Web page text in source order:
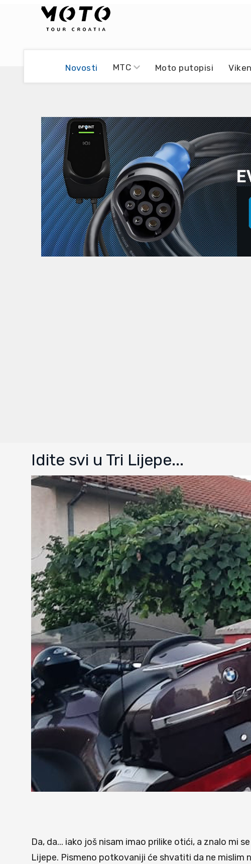
Novosti MTC Moto putopisi
Idite svi u Tri Lijepe...
Da, da... iako još nisam imao prilike otići, a znalo mi
Lijepe. Pismeno potkovaniji će shvatiti da ne mislim
Moto servisi
Impressum
Damir Pritišanac - Prile
Dario Dinter - Moto TOZ
Igor Kreč - UmPaDrum
Igor Kukec Brmbi
Slaven Gajdek
MTC - Moto Tour Croatia
Moto putopisi
Vikend vožnje
Zanimljivost